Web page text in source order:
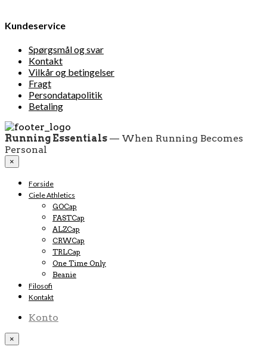
Kundeservice
Spørgsmål og svar
Kontakt
Vilkår og betingelser
Fragt
Persondatapolitik
Betaling
Running Essentials — When Running Becomes
Personal
×
Forside
Ciele Athletics
GOCap
FASTCap
ALZCap
CRWCap
TRLCap
One Time Only
Beanie
Filosofi
Kontakt
Konto
×